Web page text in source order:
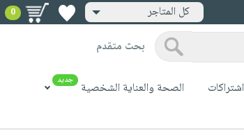
كل المتاجر 0
بحث متقدم
اشتراكات الصحة والعناية الشخصية جديد